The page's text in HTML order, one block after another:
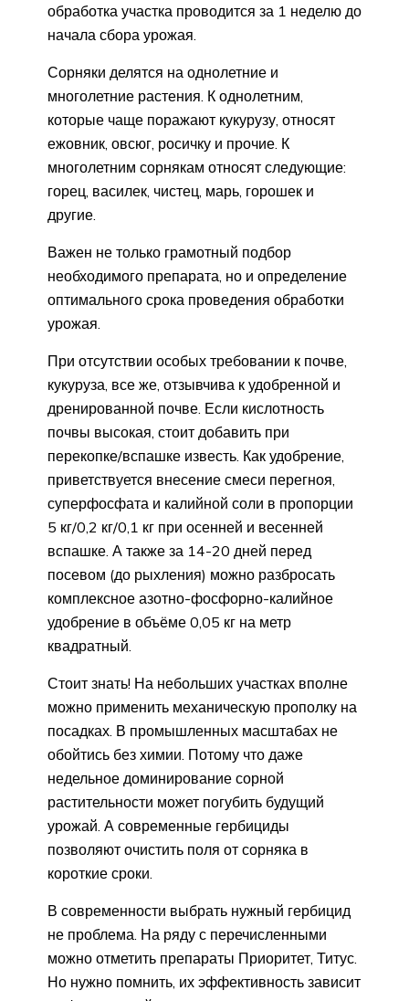
обработка участка проводится за 1 неделю до
начала сбора урожая.
Сорняки делятся на однолетние и
многолетние растения. К однолетним,
которые чаще поражают кукурузу, относят
ежовник, овсюг, росичку и прочие. К
многолетним сорнякам относят следующие:
горец, василек, чистец, марь, горошек и
другие.
Важен не только грамотный подбор
необходимого препарата, но и определение
оптимального срока проведения обработки
урожая.
При отсутствии особых требовании к почве,
кукуруза, все же, отзывчива к удобренной и
дренированной почве. Если кислотность
почвы высокая, стоит добавить при
перекопке/вспашке известь. Как удобрение,
приветствуется внесение смеси перегноя,
суперфосфата и калийной соли в пропорции
5 кг/0,2 кг/0,1 кг при осенней и весенней
вспашке. А также за 14-20 дней перед
посевом (до рыхления) можно разбросать
комплексное азотно-фосфорно-калийное
удобрение в объёме 0,05 кг на метр
квадратный.
Стоит знать! На небольших участках вполне
можно применить механическую прополку на
посадках. В промышленных масштабах не
обойтись без химии. Потому что даже
недельное доминирование сорной
растительности может погубить будущий
урожай. А современные гербициды
позволяют очистить поля от сорняка в
короткие сроки.
В современности выбрать нужный гербицид
не проблема. На ряду с перечисленными
можно отметить препараты Приоритет, Титус.
Но нужно помнить, их эффективность зависит